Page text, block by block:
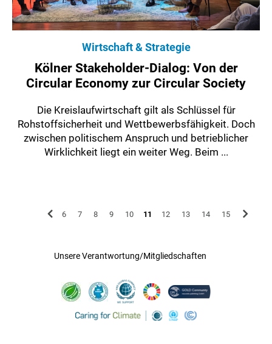
Wirtschaft & Strategie
Kölner Stakeholder-Dialog: Von der
Circular Economy zur Circular Society
Die Kreislaufwirtschaft gilt als Schlüssel für
Rohstoffsicherheit und Wettbewerbsfähigkeit. Doch
zwischen politischem Anspruch und betrieblicher
Wirklichkeit liegt ein weiter Weg. Beim ...
6 7 8 9 10 11 12 13 14 15
Unsere Verantwortung/Mitgliedschaften